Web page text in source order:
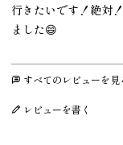
行きたいです！絶対
ました😄
すべてのレビューを見
レビューを書く